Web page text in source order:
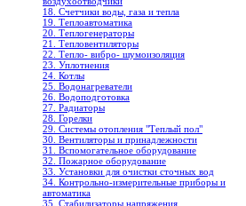
18. Счетчики воды, газа и тепла
19. Теплоавтоматика
20. Теплогенераторы
21. Тепловентиляторы
22. Тепло- вибро- шумоизоляция
23. Уплотнения
24. Котлы
25. Водонагреватели
26. Водоподготовка
27. Радиаторы
28. Горелки
29. Системы отопления "Теплый пол"
30. Вентиляторы и принадлежности
31. Вспомогательное оборудование
32. Пожарное оборудование
33. Установки для очистки сточных вод
34. Контрольно-измерительные приборы и
автоматика
35. Стабилизаторы напряжения